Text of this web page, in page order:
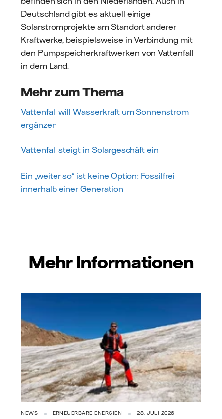
Deutschland gibt es aktuell einige
Solarstromprojekte am Standort anderer
Kraftwerke, beispielsweise in Verbindung mit
den Pumpspeicherkraftwerken von Vattenfall
in dem Land.
Mehr zum Thema
Vattenfall will Wasserkraft um Sonnenstrom
ergänzen
Vattenfall steigt in Solargeschäft ein
Ein „weiter so“ ist keine Option: Fossilfrei
innerhalb einer Generation
Mehr Informationen
NEWS ERNEUERBARE ENERGIEN 28. JULI 2026